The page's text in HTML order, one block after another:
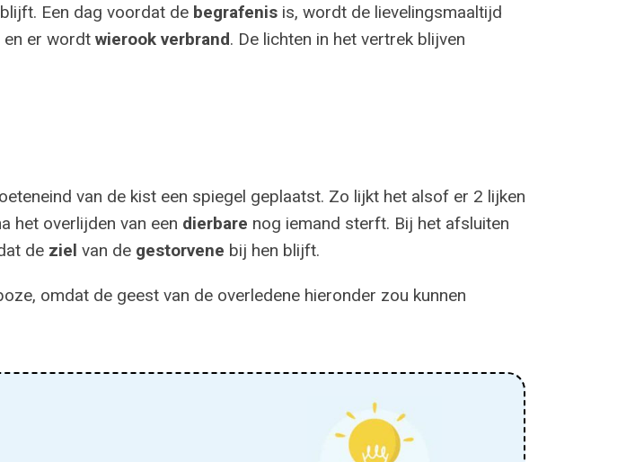
Een dag voordat de begrafenisis, wordt de lievelingsmaaltijd
en er wordt wierook verbrand. De lichten in het vertrek blijven
van de kist een spiegel geplaatst. Zo lijkt het alsof er 2 lijken
het overlijden van een dierbare nog iemand sterft. Bij het afsluiten
de ziel van de gestorvene bij hen blijft.
omdat de geest van de overledene hieronder zou kunnen